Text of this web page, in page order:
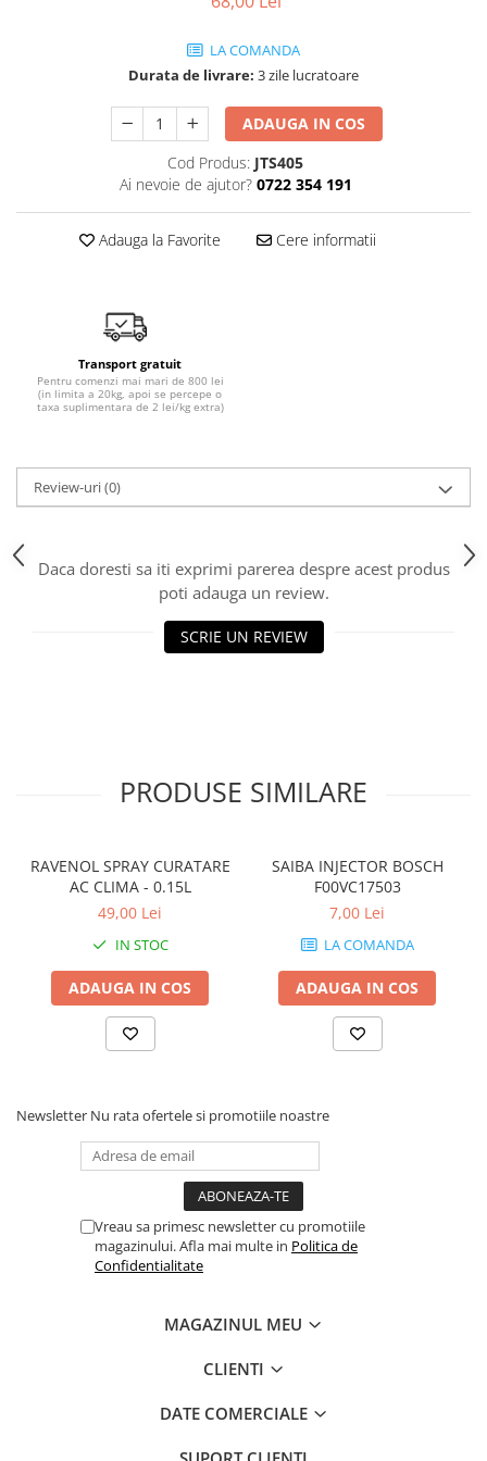
LA COMANDA
Durata de livrare: 3 zile lucratoare
ADAUGA IN COS
Cod Produs: JTS405
Ai nevoie de ajutor? 0722 354 191
Adauga la Favorite Cere informatii
Transport gratuit
Pentru comenzi mai mari de 800 lei
(in limita a 20kg, apoi se percepe o
taxa suplimentara de 2 lei/kg extra)
Review-uri(0)
Daca doresti sa iti exprimi parerea despre acest produs
poti adauga un review.
SCRIE UN REVIEW
PRODUSE SIMILARE
RAVENOL SPRAY CURATARE
AC CLIMA - 0.15L
49,00 Lei
IN STOC
ADAUGA IN COS
SAIBA INJECTOR BOSCH
F00VC17503
7,00 Lei
LA COMANDA
ADAUGA IN COS
Newsletter Nu rata ofertele si promotiile noastre
Vreau sa primesc newsletter cu promotiile
magazinului. Afla mai multe in Politica de
Confidentialitate
MAGAZINUL MEU
CLIENTI
DATE COMERCIALE